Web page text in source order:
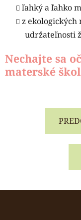
ľahký a ľahko
z
udržateľnosti
Nechajte sa
materské
Z